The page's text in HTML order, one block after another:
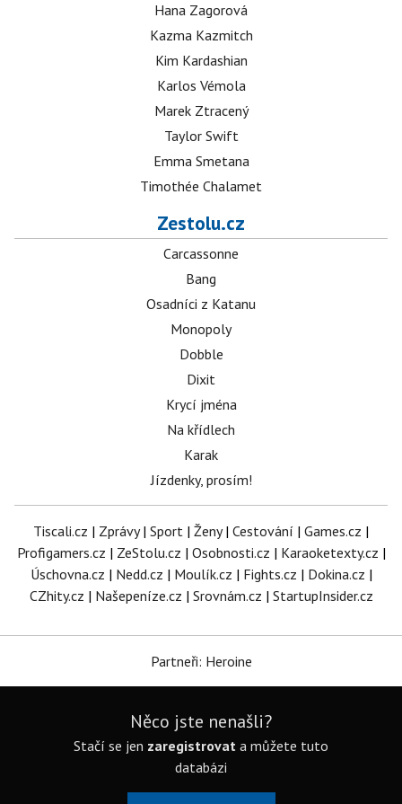
Hana Zagorová
Kazma Kazmitch
Kim Kardashian
Karlos Vémola
Marek Ztracený
Taylor Swift
Emma Smetana
Timothée Chalamet
Zestolu.cz
Carcassonne
Bang
Osadníci z Katanu
Monopoly
Dobble
Dixit
Krycí jména
Na křídlech
Karak
Jízdenky, prosím!
Tiscali.cz | Zprávy| Sport | Ženy| Cestování | Games.cz |
Profigamers.cz | ZeStolu.cz | Osobnosti.cz | Karaoketexty.cz |
Úschovna.cz | Nedd.cz | Moulík.cz | Fights.cz | Dokina.cz |
CZhity.cz | Našepeníze.cz | Srovnám.cz | StartupInsider.cz
Partneři: Heroine
Něco jste nenašli?
Stačí se jen zaregistrovat a můžete tuto
databázi